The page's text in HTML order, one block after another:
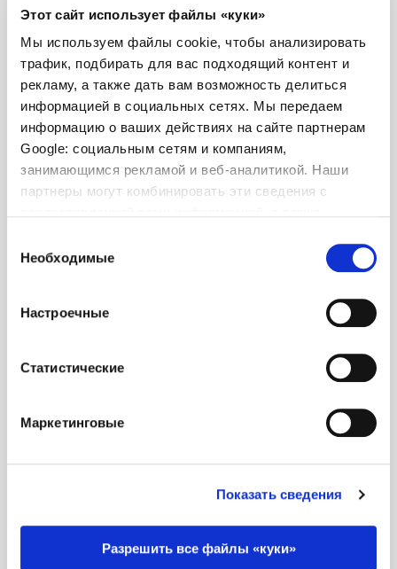
Этот сайт использует файлы «куки»
Мы используем файлы cookie, чтобы анализировать
трафик, подбирать для вас подходящий контент и
рекламу, а также дать вам возможность делиться
информацией в социальных сетях. Мы передаем
информацию о ваших действиях на сайте партнерам
Google: социальным сетям и компаниям,
занимающимся рекламой и веб-аналитикой. Наши
партнеры могут комбинировать эти сведения с
вами их сервисов.
согласия
Необходимые
Настроечные
Статистические
Маркетинговые
Показать сведения
Разрешить все файлы «куки»
* Обязательное поле
Я принимаю положения закона о защите
личных данных (*)
информацию, которая может быть мне
интересна